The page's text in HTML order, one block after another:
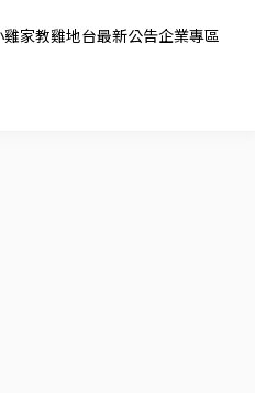
雞家教雞地台最新公告企業專區